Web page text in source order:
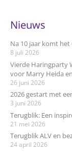
Nieuws
Na 10 jaar komt
8 juli 2026
Vierde Haringparty
voor Marry Heida
26 juni 2026
2026 gestart met
3 juni 2026
Terugblik: Een
21 mei 2026
Terugblik ALV en
24 april 2026